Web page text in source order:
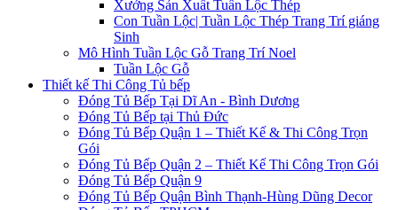
Xưởng Sản Xuất Tuần Lộc Thép
Con Tuần Lộc| Tuần Lộc Thép Trang Trí giáng
Sinh
Mô Hình Tuần Lộc Gỗ Trang Trí Noel
Tuần Lộc Gỗ
Thiết kế Thi Công Tủ bếp
Đóng Tủ Bếp Tại Dĩ An - Bình Dương
Đóng Tủ Bếp tại Thủ Đức
Đóng Tủ Bếp Quận 1 – Thiết Kế & Thi Công Trọn
Gói
Đóng Tủ Bếp Quận 2 – Thiết Kế Thi Công Trọn Gói
Đóng Tủ Bếp Quận 9
Đóng Tủ Bếp Quận Bình Thạnh-Hùng Dũng Decor